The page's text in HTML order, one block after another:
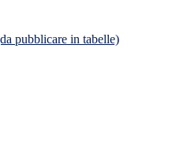
pubblicare in tabelle)